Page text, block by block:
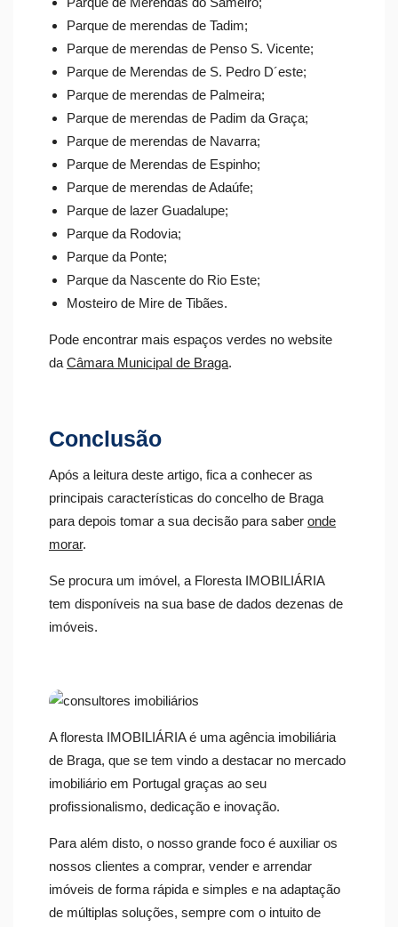
Parque de merendas de Tadim;
Parque de merendas de Penso S. Vicente;
Parque de Merendas de S. Pedro D´este;
Parque de merendas de Palmeira;
Parque de merendas de Padim da Graça;
Parque de merendas de Navarra;
Parque de Merendas de Espinho;
Parque de merendas de Adaúfe;
Parque de lazer Guadalupe;
Parque da Rodovia;
Parque da Ponte;
Parque da Nascente do Rio Este;
Mosteiro de Mire de Tibães.
Pode encontrar mais espaços verdes no website
da Câmara Municipal de Braga.
Conclusão
Após a leitura deste artigo, fica a conhecer as
principais características do concelho de Braga
para depois tomar a sua decisão para saber onde
morar.
Se procura um imóvel, a Floresta IMOBILIÁRIA
tem disponíveis na sua base de dados dezenas de
imóveis.
A floresta IMOBILIÁRIA é uma agência imobiliária
de Braga, que se tem vindo a destacar no mercado
imobiliário em Portugal graças ao seu
profissionalismo, dedicação e inovação.
Para além disto, o nosso grande foco é auxiliar os
nossos clientes a comprar, vender e arrendar
imóveis de forma rápida e simples e na adaptação
de múltiplas soluções, sempre com o intuito de